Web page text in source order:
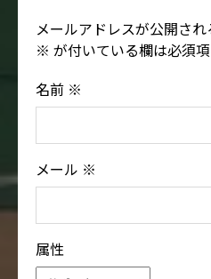
メールアドレスが公開され
※ が付いている欄は必須
名前 ※
メール ※
属性